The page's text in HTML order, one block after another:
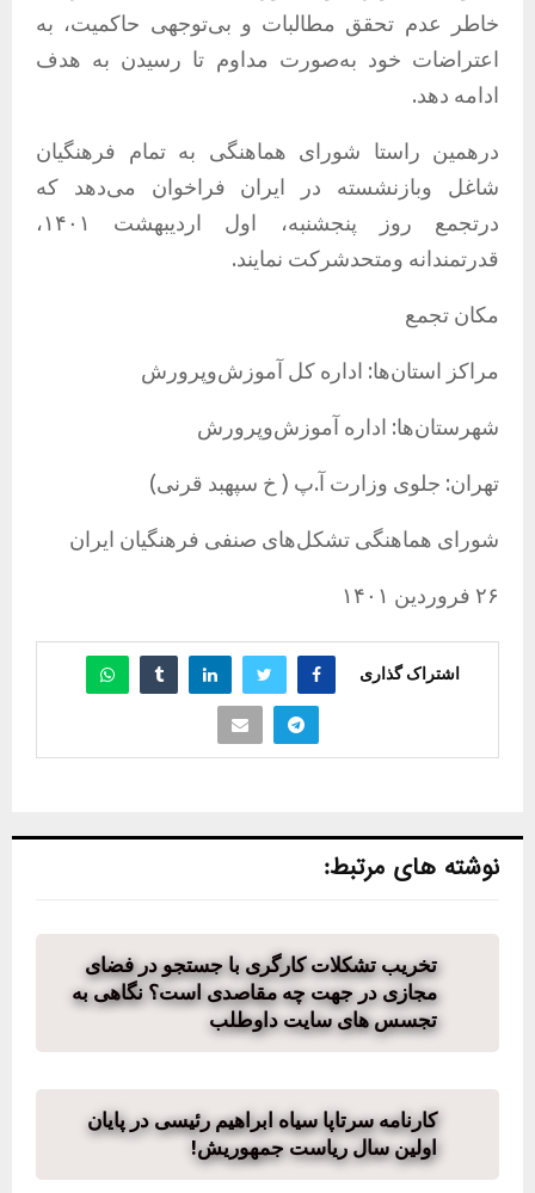
خاطر عدم تحقق مطالبات و بی‌توجهی حاکمیت، به
اعتراضات خود به‌صورت مداوم تا رسیدن به هدف
ادامه دهد.
درهمین راستا شورای هماهنگی به تمام فرهنگیان
شاغل وبازنشسته در ایران فراخوان می‌دهد که
درتجمع روز پنجشنبه، اول اردیبهشت ۱۴۰۱،
قدرتمندانه ومتحدشرکت نمایند.
مکان تجمع
مراکز استان‌ها: اداره کل آموزش‌وپرورش
شهرستان‌ها: اداره آموزش‌وپرورش
تهران: جلوی وزارت آ.پ ( خ سپهبد قرنی)
شورای هماهنگی تشکل‌های صنفی فرهنگیان ایران
۲۶ فروردین ۱۴۰۱
اشتراک گذاری
نوشته های مرتبط:
تخریب تشکلات کارگری با جستجو در فضای
مجازی در جهت چه مقاصدی است؟ نگاهی به
تجسس های سایت داوطلب
کارنامه سرتاپا سیاه ابراهیم رئیسی در پایان
اولین سال ریاست جمهوریش!